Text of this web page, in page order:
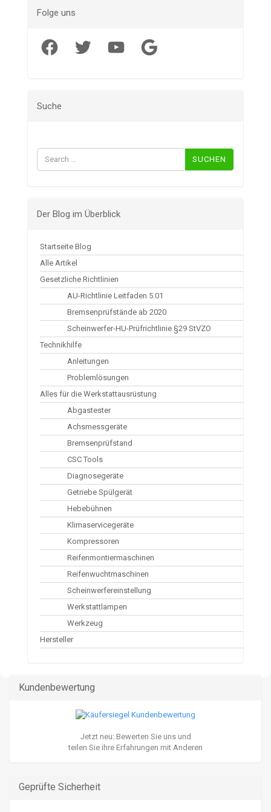
Folge uns
Facebook Twitter YouTube Google
Suche
Suchen
nach:
Der Blog im Überblick
Startseite Blog
Alle Artikel
Gesetzliche Richtlinien
AU-Richtlinie Leitfaden 5.01
Bremsenprüfstände ab 2020
Scheinwerfer-HU-Prüfrichtlinie §29 StVZO
Technikhilfe
Anleitungen
Problemlösungen
Alles für die Werkstattausrüstung
Abgastester
Achsmessgeräte
Bremsenprüfstand
CSC Tools
Diagnosegeräte
Getriebe Spülgerät
Hebebühnen
Klimaservicegeräte
Kompressoren
Reifenmontiermaschinen
Reifenwuchtmaschinen
Scheinwerfereinstellung
Werkstattlampen
Werkzeug
Hersteller
Kundenbewertung
Jetzt neu: Bewerten Sie uns und
teilen Sie ihre Erfahrungen mit Anderen
Geprüfte Sicherheit